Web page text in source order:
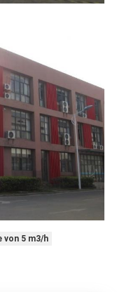
von 5 m3/h